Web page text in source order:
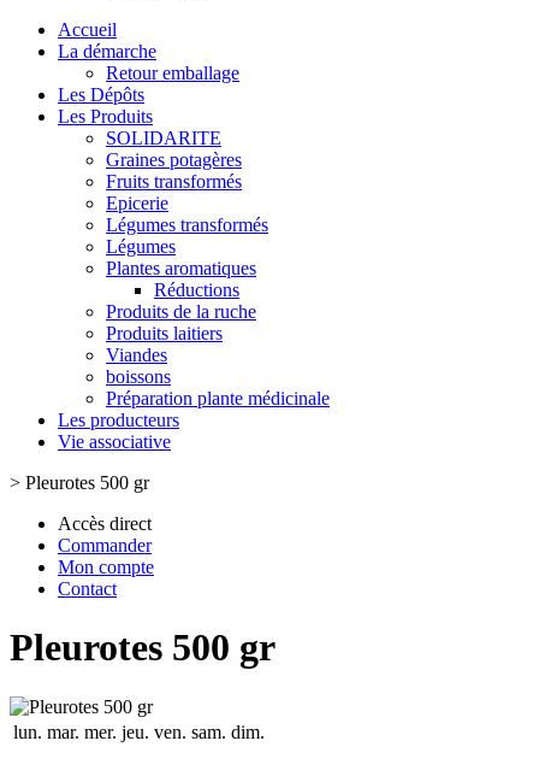
Accueil
La démarche
Retour emballage
Les Dépôts
Les Produits
SOLIDARITE
Graines potagères
Fruits transformés
Epicerie
Légumes transformés
Légumes
Plantes aromatiques
Réductions
Produits de la ruche
Produits laitiers
Viandes
boissons
Préparation plante médicinale
Les producteurs
Vie associative
> Pleurotes 500 gr
Accès direct
Commander
Mon compte
Contact
Pleurotes 500 gr
lun. mar. mer. jeu. ven. sam. dim.